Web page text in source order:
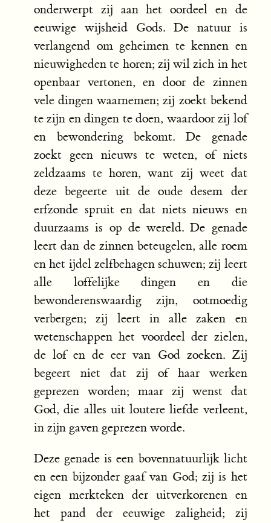
onderwerpt zij aan het oordeel en de
eeuwige wijsheid Gods. De natuur is
verlangend om geheimen te kennen en
nieuwigheden te horen; zij wil zich in het
openbaar vertonen, en door de zinnen
vele dingen waarnemen; zij zoekt bekend
te zijn en dingen te doen, waardoor zij lof
en bewondering bekomt. De genade
zoekt geen nieuws te weten, of niets
zeldzaams te horen, want zij weet dat
deze begeerte uit de oude desem der
erfzonde spruit en dat niets nieuws en
duurzaams is op de wereld. De genade
leert dan de zinnen beteugelen, alle roem
en het ijdel zelfbehagen schuwen; zij leert
alle loffelijke dingen en die
bewonderenswaardig zijn, ootmoedig
verbergen; zij leert in alle zaken en
wetenschappen het voordeel der zielen,
de lof en de eer van God zoeken. Zij
begeert niet dat zij of haar werken
geprezen worden; maar zij wenst dat
God, die alles uit loutere liefde verleent,
in zijn gaven geprezen worde.
Deze genade is een bovennatuurlijk licht
en een bijzonder gaaf van God; zij is het
eigen merkteken der uitverkorenen en
het pand der eeuwige zaligheid; zij